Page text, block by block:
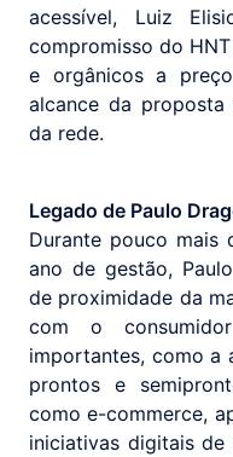
acessível, Luiz
compromisso do
e orgânicos a
alcance da proposta
da rede.
Legado de Paulo
Durante pouco mais
ano de gestão,
de proximidade da
com o
importantes, como a
prontos e
como e-commerce,
iniciativas digitais de